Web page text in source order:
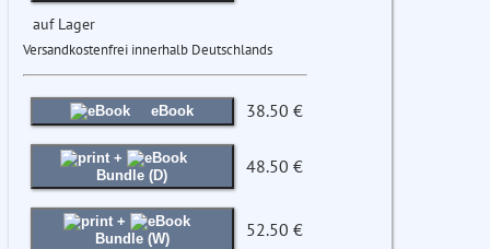
auf Lager
Versandkostenfrei innerhalb Deutschlands
eBook 38.50 €
+
Bundle (D)
48.50 €
+
Bundle (W)
52.50 €